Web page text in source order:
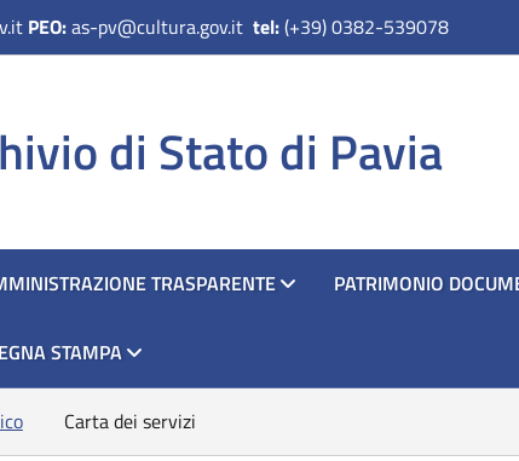
PEO:as-pv@cultura.gov.ittel:(+39) 0382-539078
di Stato di Pavia
TRASPARENTE PATRIMONIO
STAMPA
Carta dei servizi